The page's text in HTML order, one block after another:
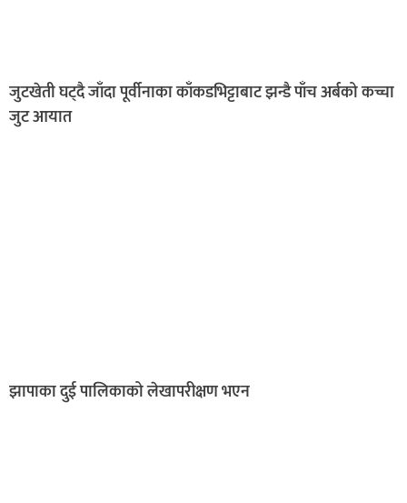
जुटखेती घट्दै जाँदा पूर्वीनाका काँकडभिट्टाबाट झन्डै पाँच अर्बको कच्चा
जुट आयात
झापाका दुई पालिकाको लेखापरीक्षण भएन